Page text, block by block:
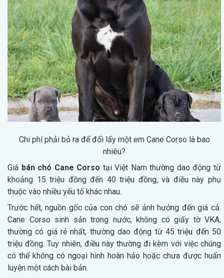
Chi phí phải bỏ ra để đổi lấy một em Cane Corso là bao
nhiêu?
Giá bán chó Cane Corso tại Việt Nam thường dao động từ
khoảng 15 triệu đồng đến 40 triệu đồng, và điều này phụ
thuộc vào nhiều yếu tố khác nhau.
Trước hết, nguồn gốc của con chó sẽ ảnh hưởng đến giá cả.
Cane Corso sinh sản trong nước, không có giấy tờ VKA,
thường có giá rẻ nhất, thường dao động từ 45 triệu đến 50
triệu đồng. Tuy nhiên, điều này thường đi kèm với việc chúng
có thể không có ngoại hình hoàn hảo hoặc chưa được huấn
luyện một cách bài bản.